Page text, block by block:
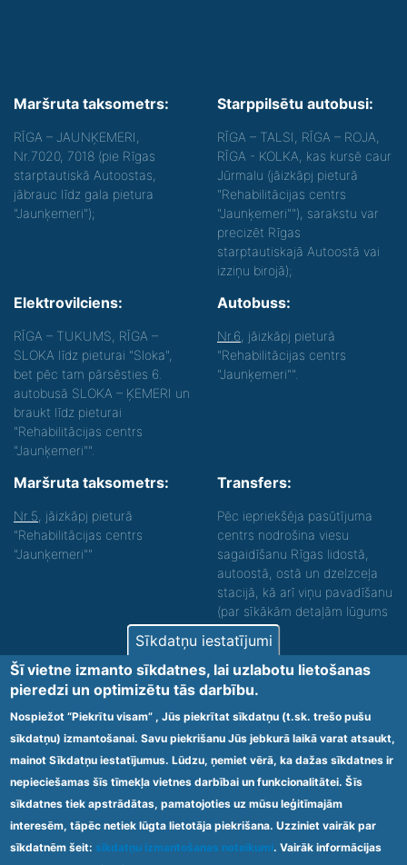
Maršruta taksometrs:
RĪGA – JAUNĶEMERI,
Nr.7020, 7018 (pie Rīgas
starptautiskā Autoostas,
jābrauc līdz gala pietura
"Jaunķemeri");
Starppilsētu autobusi:
RĪGA – TALSI, RĪGA – ROJA,
RĪGA - KOLKA, kas kursē caur
Jūrmalu (jāizkāpj pieturā
"Rehabilitācijas centrs
"Jaunķemeri""), sarakstu var
precizēt Rīgas
starptautiskajā Autoostā vai
izziņu birojā);
Elektrovilciens:
RĪGA – TUKUMS, RĪGA –
SLOKA līdz pieturai "Sloka",
bet pēc tam pārsēsties 6.
autobusā SLOKA – ĶEMERI un
braukt līdz pieturai
"Rehabilitācijas centrs
"Jaunķemeri"".
Autobuss:
Nr.6 , jāizkāpj pieturā
"Rehabilitācijas centrs
"Jaunķemeri"".
Maršruta taksometrs:
Nr.5 , jāizkāpj pieturā
"Rehabilitācijas centrs
"Jaunķemeri""
Transfers:
Pēc iepriekšēja pasūtījuma
centrs nodrošina viesu
sagaidīšanu Rīgas lidostā,
autoostā, ostā un dzelzceļa
stacijā, kā arī viņu pavadīšanu
(par sīkākām detaļām lūgums
zvanīt).
Nodrošinām vides piekļūstamību personām ar
funkcionāliem traucējumiem! SIA „Sanare-KRC
Jaunķemeri”, Kolkas ielā 20, Jūrmalā ir nodrošināta vides
piekļūstamība personām ar funkcionāliem traucējumiem,
tādejādi nodrošinot atbilstību Ministru kabineta
2009.gada 20.janvāra noteikumos Nr.60 „Noteikumi par
obligātajām prasībām ārstniecības iestādēm un to
struktūrvienībām” minētajām prasībām.
Ārstniecības iestādes kods 1300 – 64003
Sīkdatņu iestatījumi
Šī vietne izmanto sīkdatnes, lai uzlabotu lietošanas
pieredzi un optimizētu tās darbību.
Nospiežot “Piekrītu visam” , Jūs piekrītat sīkdatņu (t.sk. trešo pušu
sīkdatņu) izmantošanai. Savu piekrišanu Jūs jebkurā laikā varat atsaukt,
mainot Sīkdatņu iestatījumus. Lūdzu, ņemiet vērā, ka dažas sīkdatnes ir
nepieciešamas šīs tīmekļa vietnes darbībai un funkcionalitātei. Šīs
sīkdatnes tiek apstrādātas, pamatojoties uz mūsu leģitīmajām
interesēm, tāpēc netiek lūgta lietotāja piekrišana. Uzziniet vairāk par
sīkdatnēm šeit: sīkdatņu izmantošanas noteikumi. Vairāk informācijas